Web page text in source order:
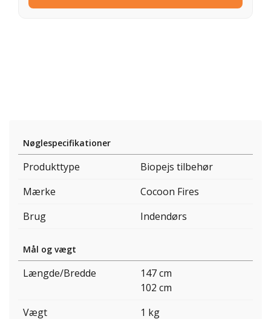
Nøglespecifikationer
Produkttype
Biopejs tilbehør
Mærke
Cocoon Fires
Brug
Indendørs
Mål og vægt
Længde/Bredde
147 cm
102 cm
Vægt
1 kg